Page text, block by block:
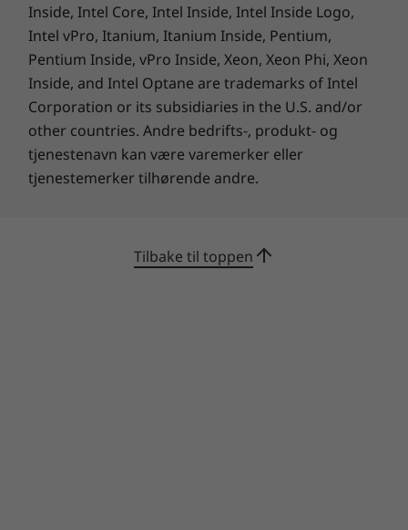
Inside, Intel Core, Intel Inside, Intel Inside Logo,
Intel vPro, Itanium, Itanium Inside, Pentium,
Pentium Inside, vPro Inside, Xeon, Xeon Phi, Xeon
Inside, and Intel Optane are trademarks of Intel
Corporation or its subsidiaries in the U.S. and/or
other countries. Andre bedrifts-, produkt- og
tjenestenavn kan være varemerker eller
tjenestemerker tilhørende andre.
Tilbake til toppen